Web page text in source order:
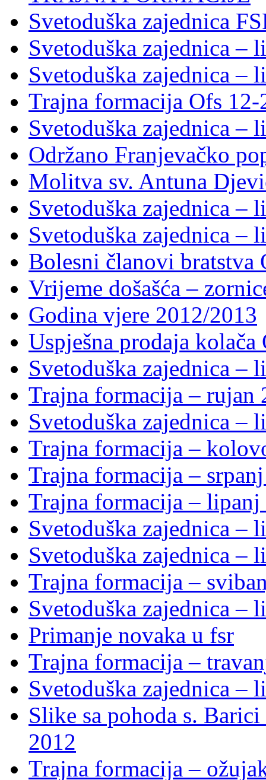
Svetoduška zajednica
Svetoduška zajednica –
Svetoduška zajednica –
Trajna formacija Ofs 12-
Svetoduška zajednica –
Održano Franjevačko
Molitva sv. Antuna
Svetoduška zajednica –
Svetoduška zajednica –
Bolesni članovi bratstva
Vrijeme došašća –
Godina vjere 2012/2013
Uspješna prodaja kolača
Svetoduška zajednica –
Trajna formacija – rujan
Svetoduška zajednica –
Trajna formacija –
Trajna formacija –
Trajna formacija – lipanj
Svetoduška zajednica –
Svetoduška zajednica –
Trajna formacija –
Svetoduška zajednica –
Primanje novaka u fsr
Trajna formacija –
Svetoduška zajednica –
Slike sa pohoda s.
2012
Trajna formacija –